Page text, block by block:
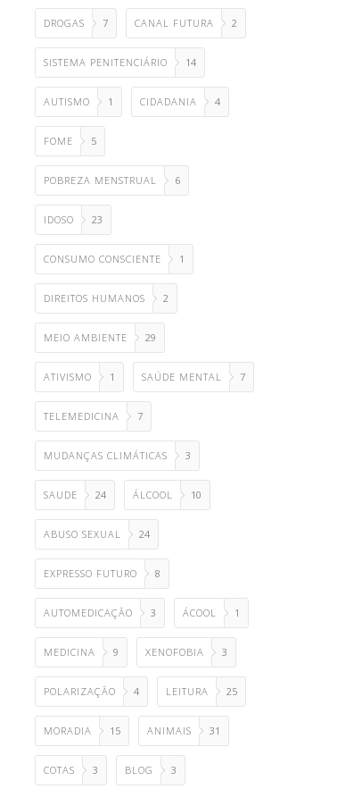
DROGAS 7 CANAL FUTURA 2
SISTEMA PENITENCIÁRIO 14
AUTISMO 1 CIDADANIA 4
FOME 5
POBREZA MENSTRUAL 6
IDOSO 23
CONSUMO CONSCIENTE 1
DIREITOS HUMANOS 2
MEIO AMBIENTE 29
ATIVISMO 1 SAÚDE MENTAL 7
TELEMEDICINA 7
MUDANÇAS CLIMÁTICAS 3
SAUDE 24 ÁLCOOL 10
ABUSO SEXUAL 24
EXPRESSO FUTURO 8
AUTOMEDICAÇÃO 3 ÁCOOL 1
MEDICINA 9 XENOFOBIA 3
POLARIZAÇÃO 4 LEITURA 25
MORADIA 15 ANIMAIS 31
COTAS 3 BLOG 3